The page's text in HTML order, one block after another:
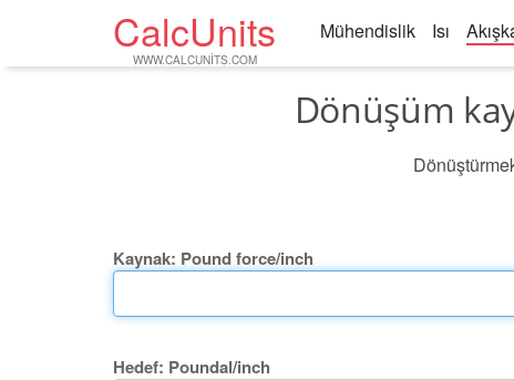
CalcUnits
WWW.CALCUNITS.COM
Mühendislik Isı
Dönüşüm
Kaynak: Pound force/inch
Hedef: Poundal/inch